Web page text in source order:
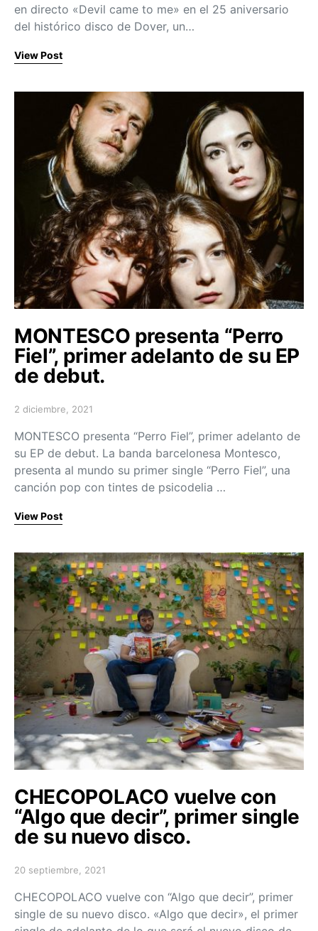
en directo «Devil came to me» en el 25 aniversario
del histórico disco de Dover, un…
View Post
MONTESCO presenta “Perro
Fiel”, primer adelanto de su EP
de debut.
Posted on
2 diciembre, 2021
MONTESCO presenta “Perro Fiel”, primer adelanto de
su EP de debut. La banda barcelonesa Montesco,
presenta al mundo su primer single “Perro Fiel”, una
canción pop con tintes de psicodelia …
View Post
CHECOPOLACO vuelve con
“Algo que decir”, primer single
de su nuevo disco.
Posted on
20 septiembre, 2021
CHECOPOLACO vuelve con “Algo que decir”, primer
single de su nuevo disco. «Algo que decir», el primer